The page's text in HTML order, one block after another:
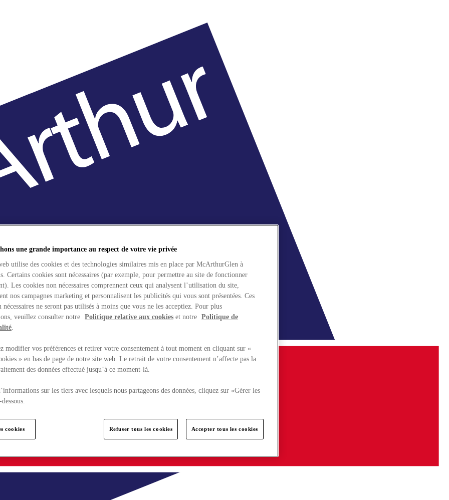
une grande importance au respect de votre vie privée
utilise des cookies et des technologies similaires mis en place par McArthurGlen à
Certains cookies sont nécessaires (par exemple, pour permettre au site de fonctionner
Les cookies non nécessaires comprennent ceux qui analysent l’utilisation du site,
nos campagnes marketing et personnalisent les publicités qui vous sont présentées. Ces
nécessaires ne seront pas utilisés à moins que vous ne les acceptiez. Pour plus
veuillez consulter notre Politique relative aux cookies et notre Politique de
.
modifier vos préférences et retirer votre consentement à tout moment en cliquant sur «
» en bas de page de notre site web. Le retrait de votre consentement n’affecte pas la
des données effectué jusqu’à ce moment-là.
sur les tiers avec lesquels nous partageons des données, cliquez sur «Gérer les
cookies Refuser tous les cookies Accepter tous les cookies